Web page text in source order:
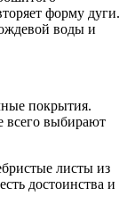
форму дуги.
воды и
покрытия.
всего выбирают
листы из
достоинства и